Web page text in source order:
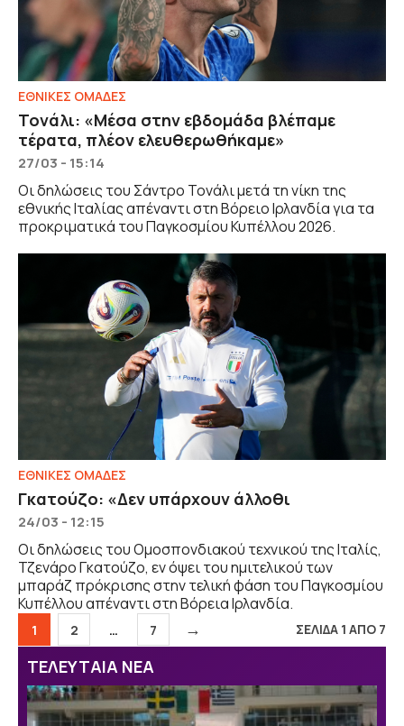
ΕΘΝΙΚΕΣ ΟΜΑΔΕΣ
Τονάλι: «Μέσα στην εβδομάδα βλέπαμε
τέρατα, πλέον ελευθερωθήκαμε»
27/03 - 15:14
Οι δηλώσεις του Σάντρο Τονάλι μετά τη νίκη της
εθνικής Ιταλίας απέναντι στη Βόρειο Ιρλανδία για τα
προκριματικά του Παγκοσμίου Κυπέλλου 2026.
ΕΘΝΙΚΕΣ ΟΜΑΔΕΣ
Γκατούζο: «Δεν υπάρχουν άλλοθι
24/03 - 12:15
Οι δηλώσεις του Ομοσπονδιακού τεχνικού της Ιταλίς,
Τζενάρο Γκατούζο, εν όψει του ημιτελικού των
μπαράζ πρόκρισης στην τελική φάση του Παγκοσμίου
Κυπέλλου απέναντι στη Βόρεια Ιρλανδία.
Σελίδα
1 Σελίδα
2 … Σελίδα
7 → ΣΕΛΙΔΑ 1 ΑΠΟ 7
ΤΕΛΕΥΤΑΙΑ ΝΕΑ